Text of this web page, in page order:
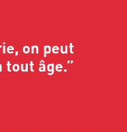
on peut
tout âge.”